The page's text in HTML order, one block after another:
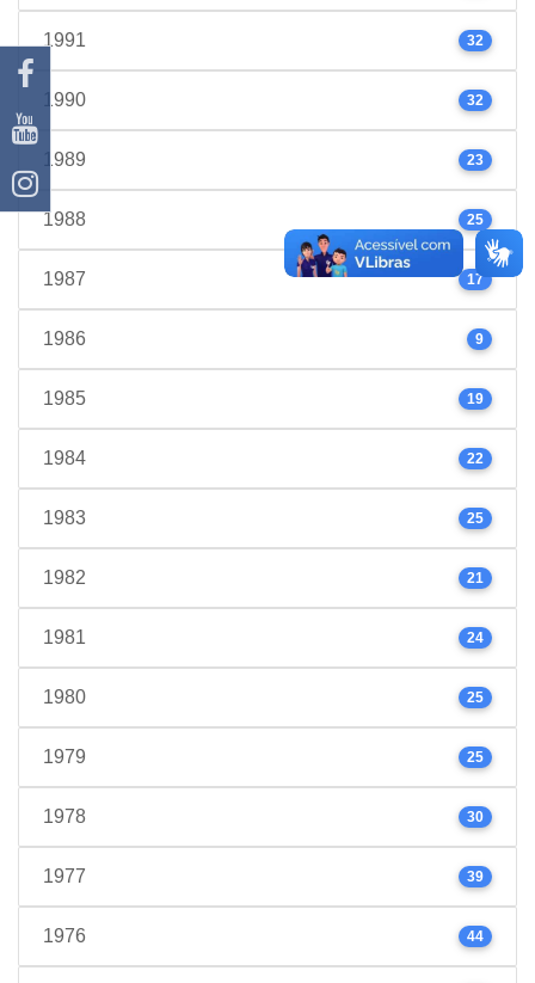
1991 32
1990 32
1989 23
1988 25
1987 17
1986 9
1985 19
1984 22
1983 25
1982 21
1981 24
1980 25
1979 25
1978 30
1977 39
1976 44